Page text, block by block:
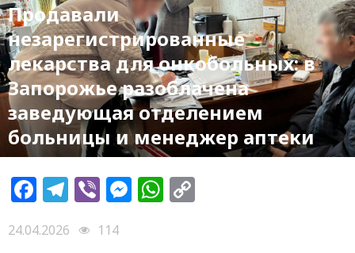
Продавали
незарегистрированные
лекарства для онкобольных: в
Запорожье разоблачена
заведующая отделением
больницы и менеджер аптеки
Facebook
Telegram
ViberMessenger
WhatsApp
24.04.2026
114